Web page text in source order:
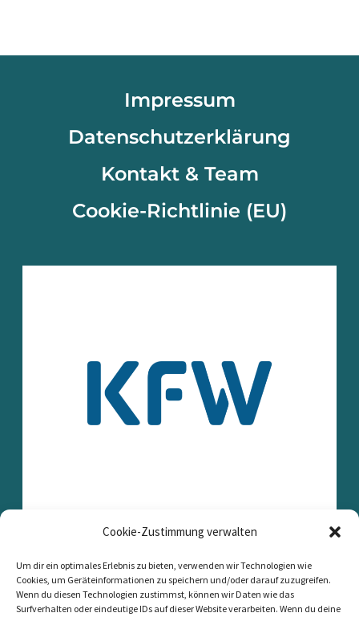
Cookie-Zustimmung verwalten
Um dir ein optimales Erlebnis zu bieten, verwenden wir Technologien wie
Cookies, um Geräteinformationen zu speichern und/oder darauf zuzugreifen.
Wenn du diesen Technologien zustimmst, können wir Daten wie das
Surfverhalten oder eindeutige IDs auf dieser Website verarbeiten. Wenn du deine
Impressum
Datenschutzerklärung
Kontakt & Team
Cookie-Richtlinie (EU)